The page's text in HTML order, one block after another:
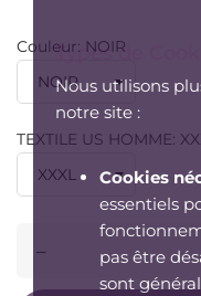
Types de
Nous utilisons
notre site :
Cookies
essentiels
pas être
sont
Couleur: NOIR
TEXTILE US HOMME:
–